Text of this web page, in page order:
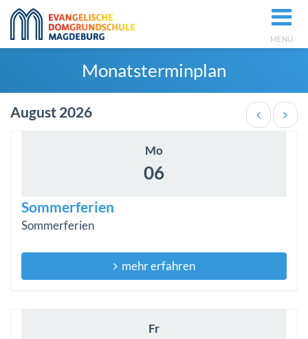
MENÜ
Monatsterminplan
August 2026
Mo
06
Sommerferien
Sommerferien
mehr erfahren
Fr